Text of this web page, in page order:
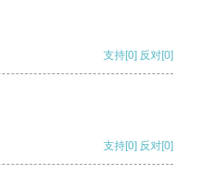
支持[0] 反对[0]
支持[0] 反对[0]